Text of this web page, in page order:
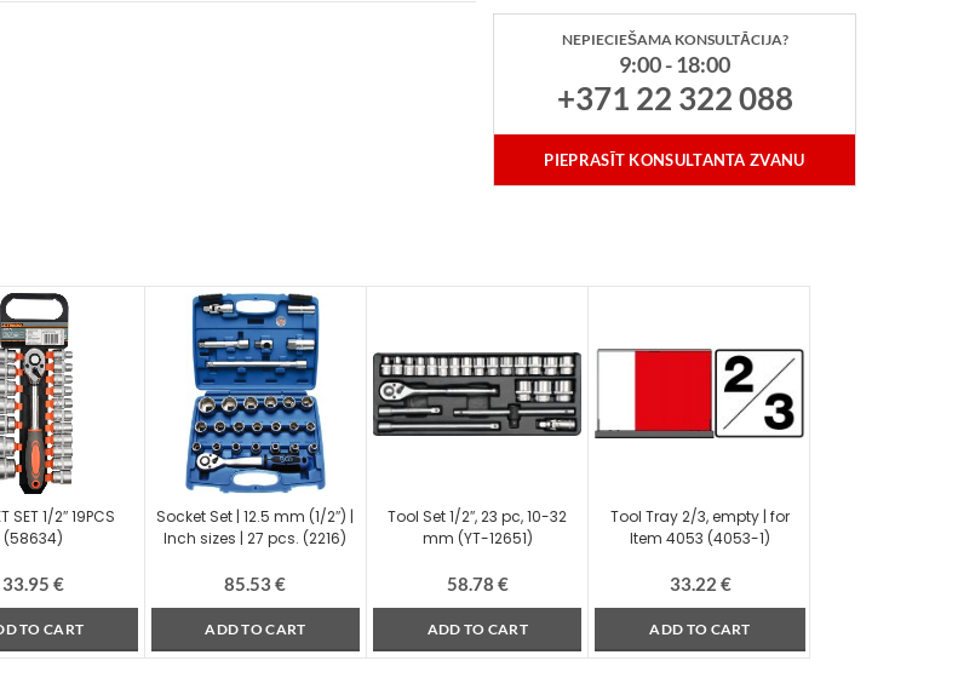
NEPIECIEŠAMA KONSULTĀCIJA?
9:00 - 18:00
+371 22 322 088
PIEPRASĪT KONSULTANTA ZVANU
SET 1/2″ 19PCS
(58634)
33.95€
TO CART
Socket Set | 12.5 mm (1/2″) |
Inch sizes | 27 pcs. (2216)
85.53€
ADD TO CART
Tool Set 1/2″, 23 pc, 10-32
mm (YT-12651)
58.78 €
ADD TO CART
Tool Tray 2/3, empty | for
Item 4053 (4053-1)
33.22 €
ADD TO CART